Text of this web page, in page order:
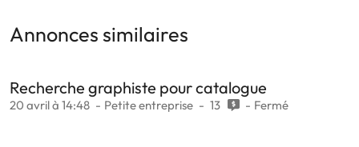
Annonces similaires
Recherche graphiste pour catalogue
20 avril à 14:48 Petite entreprise 13 Fermé